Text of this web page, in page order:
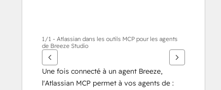
1/1 - Atlassian dans les outils MCP pour les agents
de Breeze Studio
Une fois connecté à un agent Breeze,
l'Atlassian MCP permet à vos agents de :